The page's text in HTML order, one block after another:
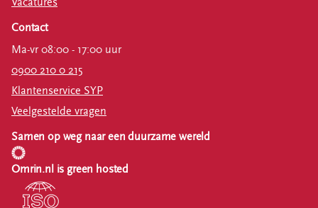
Contact
Ma-vr 08:00 - 17:00 uur
0900 210 0 215
Klantenservice SYP
Veelgestelde vragen
Samen op weg naar een duurzame wereld
Omrin.nl is green hosted